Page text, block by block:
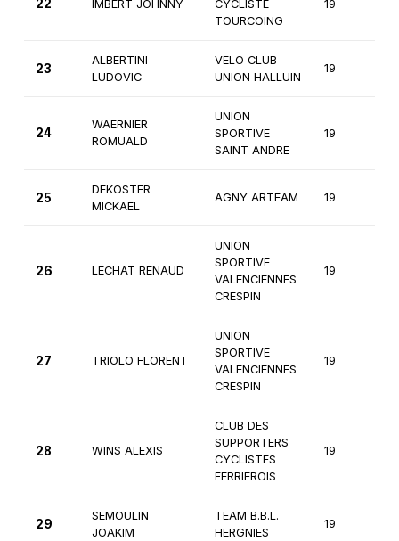
22 IMBERT JOHNNY
CYCLISTE
TOURCOING
19
23
ALBERTINI
LUDOVIC
VELO CLUB
UNION HALLUIN
19
24
WAERNIER
ROMUALD
UNION
SPORTIVE
SAINT ANDRE
19
25
DEKOSTER
MICKAEL
AGNY ARTEAM 19
26 LECHAT RENAUD
UNION
SPORTIVE
VALENCIENNES
CRESPIN
19
27 TRIOLO FLORENT
UNION
SPORTIVE
VALENCIENNES
CRESPIN
19
28 WINS ALEXIS
CLUB DES
SUPPORTERS
CYCLISTES
FERRIEROIS
19
29
SEMOULIN
JOAKIM
TEAM B.B.L.
HERGNIES
19